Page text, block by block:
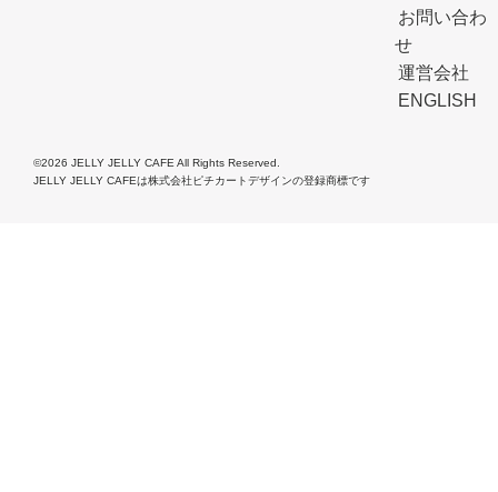
お問い合わ
せ
運営会社
ENGLISH
©2026 JELLY JELLY CAFE All Rights Reserved.
JELLY JELLY CAFEは株式会社ピチカートデザインの登録商標です